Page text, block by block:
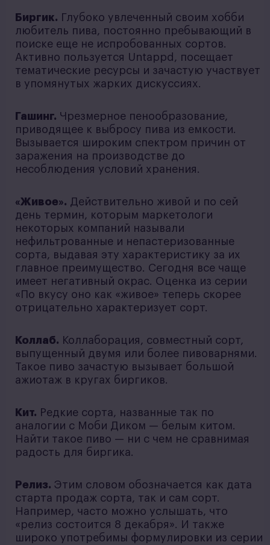
Биргик. Глубоко увлеченный своим хобби
любитель пива, постоянно пребывающий в
поиске еще не испробованных сортов.
Активно пользуется Untappd, посещает
тематические ресурсы и зачастую участвует
в упомянутых жарких дискуссиях.
Гашинг. Чрезмерное пенообразование,
приводящее к выбросу пива из емкости.
Вызывается широким спектром причин от
заражения на производстве до
несоблюдения условий хранения.
«Живое». Действительно живой и по сей
день термин, которым маркетологи
некоторых компаний называли
нефильтрованные и непастеризованные
сорта, выдавая эту характеристику за их
главное преимущество. Сегодня все чаще
имеет негативный окрас. Оценка из серии
«По вкусу оно как «живое» теперь скорее
отрицательно характеризует сорт.
Коллаб. Коллаборация, совместный сорт,
выпущенный двумя или более пивоварнями.
Такое пиво зачастую вызывает большой
ажиотаж в кругах биргиков.
Кит. Редкие сорта, названные так по
аналогии с Моби Диком — белым китом.
Найти такое пиво — ни с чем не сравнимая
радость для биргика.
Релиз. Этим словом обозначается как дата
старта продаж сорта, так и сам сорт.
Например, часто можно услышать, что
«релиз состоится 8 декабря». И также
широко употребимы формулировки из серии